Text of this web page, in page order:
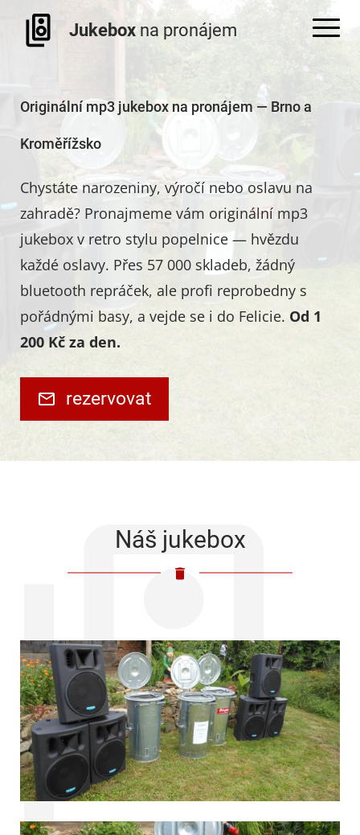
Jukebox na pronájem
Originální mp3 jukebox na pronájem — Brno a
Kroměřížsko
Chystáte narozeniny, výročí nebo oslavu na
zahradě? Pronajmeme vám originální mp3
jukebox v retro stylu popelnice — hvězdu
každé oslavy. Přes 57 000 skladeb, žádný
bluetooth repráček, ale profi reprobedny s
pořádnými basy, a vejde se i do Felicie. Od 1
200 Kč za den.
rezervovat
Náš jukebox